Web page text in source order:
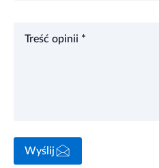
Treść opinii *
Wyślij